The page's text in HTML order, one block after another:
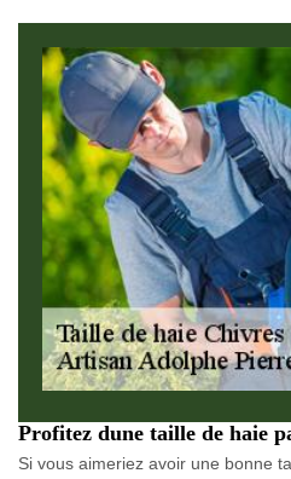
Profitez dune taille de haie
Si vous aimeriez avoir une bonne